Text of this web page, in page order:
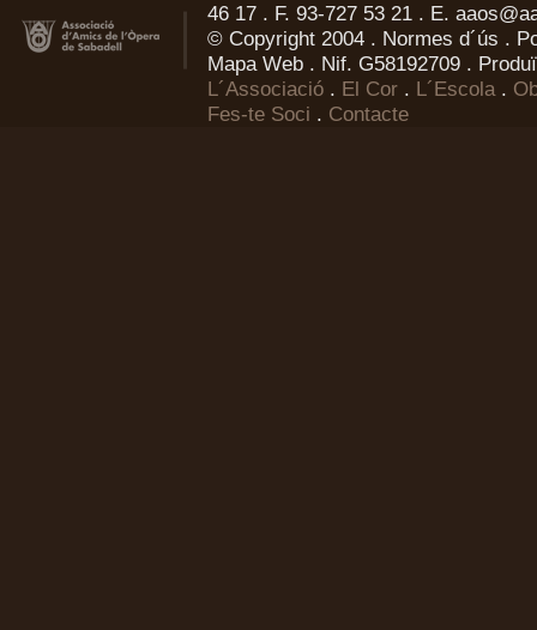
46 17 . F. 93-727 53 21 . E.
© Copyright 2004 . Normes d´ús .
Mapa Web . Nif. G58192709 .
L´Associació . El Cor . L´Escola.
Fes-te Soci . Contacte